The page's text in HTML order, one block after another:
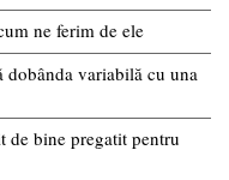
ne ferim de ele
variabilă cu una
de bine pregatit pentru